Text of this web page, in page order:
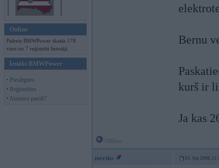
Online
Pašreiz BMWPower skatās 178
viesi un 7 reģistrēti lietotāji.
Ienākt BMWPower
• Pieslēgties
• Reģistrēties
• Aizmirsi paroli?
Bernu
kurš ir
Ja kas
meriks 01. Sep 2008,